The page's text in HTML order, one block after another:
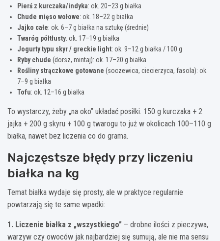
Pierś z kurczaka/indyka: ok. 20–23 g białka
Chude mięso wołowe: ok. 18–22 g białka
Jajko całe: ok. 6–7 g białka na sztukę (średnie)
Twaróg półtłusty: ok. 17–19 g białka
Jogurty typu skyr / greckie light: ok. 9–12 g białka / 100 g
Ryby chude (dorsz, mintaj): ok. 17–20 g białka
Rośliny strączkowe gotowane (soczewica, ciecierzyca, fasola): ok.
7–9 g białka
Tofu: ok. 12–16 g białka
To wystarczy, żeby „na oko” układać posiłki. 150 g kurczaka + 2
jajka + 200 g skyru + 100 g twarogu to już w okolicach 100–110 g
białka, nawet bez liczenia co do grama.
Najczęstsze błędy przy liczeniu
białka na kg
Temat białka wydaje się prosty, ale w praktyce regularnie
powtarzają się te same wpadki:
1. Liczenie białka z „wszystkiego” – drobne ilości z pieczywa,
warzyw czy owoców jak najbardziej się sumują, ale nie ma sensu